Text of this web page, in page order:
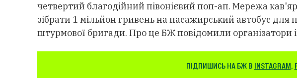
четвертий благодійний півонієвий поп-ап. Мережа
зібрати 1 мільйон гривень на пасажирський автобус для
штурмової бригади. Про це БЖ повідомили організатори
ПІДПИШИСЬ НА БЖ В INSTAGRAM,